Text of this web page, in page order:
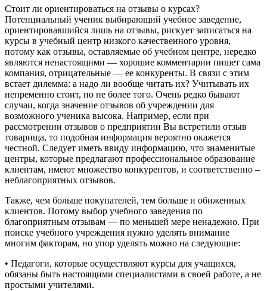
Стоит ли ориентироваться на отзывы о курсах?
Потенциальный ученик выбирающий учебное заведение,
ориентировавшийся лишь на отзывы, рискует записаться на
курсы в учебный центр низкого качественного уровня,
потому как отзывы, оставляемые об учебном центре, нередко
являются ненастоящими — хорошие комментарии пишет сама
компания, отрицательные — ее конкуренты. В связи с этим
встает дилемма: а надо ли вообще читать их? Учитывать их
непременно стоит, но не более того. Очень редко бывают
случаи, когда значение отзывов об учреждении для
возможного ученика высока. Например, если при
рассмотрении отзывов о предприятии Вы встретили отзыв
товарища, то подобная информация вероятно окажется
честной. Следует иметь ввиду информацию, что знаменитые
центры, которые предлагают профессиональное образование
клиентам, имеют множество конкурентов, и соответственно –
неблагоприятных отзывов.
Также, чем больше покупателей, тем больше и обиженных
клиентов. Потому выбор учебного заведения по
благоприятным отзывам — по меньшей мере ненадежно. При
поиске учебного учреждения нужно уделять внимание
многим факторам, но упор уделять можно на следующие:
• Педагоги, которые осуществляют курсы для учащихся,
обязаны быть настоящими специалистами в своей работе, а не
простыми учителями.